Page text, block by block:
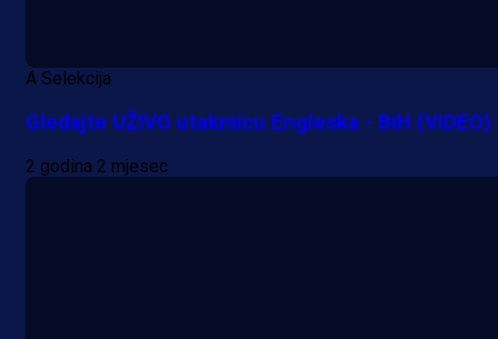
A Selekcija
Gledajte UŽIVO utakmicu Engleska - BiH (VIDEO)
2 godina 2 mjesec